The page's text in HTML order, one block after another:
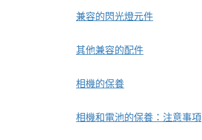
兼容的閃光燈元件
其他兼容的配件
相機的保養
相機和電池的保養：注意事項